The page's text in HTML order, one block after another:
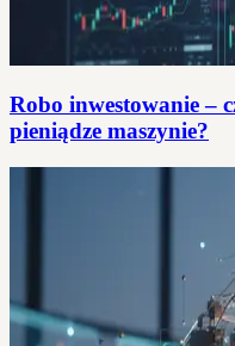
Robo inwestowanie –
pieniądze maszynie?